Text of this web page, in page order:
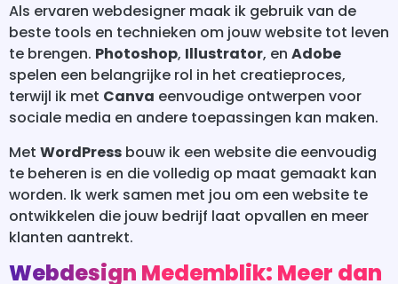
Als ervaren webdesigner maak ik gebruik van de
beste tools en technieken om jouw website tot leven
te brengen. Photoshop, Illustrator, en Adobe
spelen een belangrijke rol in het creatieproces,
terwijl ik met Canva eenvoudige ontwerpen voor
sociale media en andere toepassingen kan maken.
Met WordPress bouw ik een website die eenvoudig
te beheren is en die volledig op maat gemaakt kan
worden. Ik werk samen met jou om een website te
ontwikkelen die jouw bedrijf laat opvallen en meer
klanten aantrekt.
Webdesign Medemblik: Meer dan